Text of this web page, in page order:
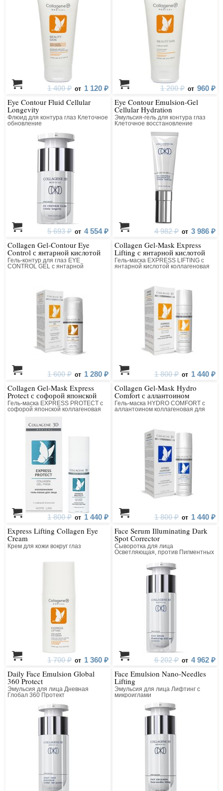
1 400 ₽ от 1 120 ₽ 1 200 ₽ от 960 ₽
Eye Contour Fluid Cellular
Longevity
Флюид для контура глаз Клеточное
обновление
5 693 ₽ от 4 554 ₽
Eye Contour Emulsion-Gel
Cellular Hydration
Эмульсия-гель для контура глаз
Клеточное восстановление
4 982 ₽ от 3 986 ₽
Collagen Gel-Contour Eye
Control с янтарной кислотой
Гель-контур для глаз EYE
CONTROL GEL с янтарной
1 600 ₽ от 1 280 ₽
Collagen Gel-Mask Express
Lifting с янтарной кислотой
Гель-маска EXPRESS LIFTING с
янтарной кислотой коллагеновая
1 800 ₽ от 1 440 ₽
Collagen Gel-Mask Express
Protect с софорой японской
Гель-маска EXPRESS PROTECT с
софорой японской коллагеновая
1 800 ₽ от 1 440 ₽
Collagen Gel-Mask Hydro
Comfort с аллантоином
Гель-маска HYDRO COMFORT с
аллантоином коллагеновая для
1 800 ₽ от 1 440 ₽
Express Lifting Collagen Eye
Cream
Крем для кожи вокруг глаз
1 700 ₽ от 1 360 ₽
Face Serum Illuminating Dark
Spot Corrector
Сыворотка для лица
Осветляющая, против Пигментных
6 202 ₽ от 4 962 ₽
Daily Face Emulsion Global
360 Protect
Эмульсия для лица Дневная
Глобал 360 Протект
Face Emulsion Nano-Needles
Lifting
Эмульсия для лица Лифтинг с
микроиглами